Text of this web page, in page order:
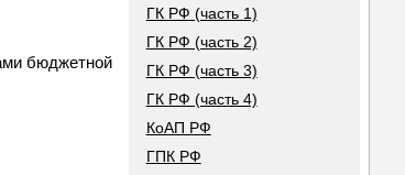
бюджетной
ГК РФ (часть 1)
ГК РФ (часть 2)
ГК РФ (часть 3)
ГК РФ (часть 4)
КоАП РФ
ГПК РФ